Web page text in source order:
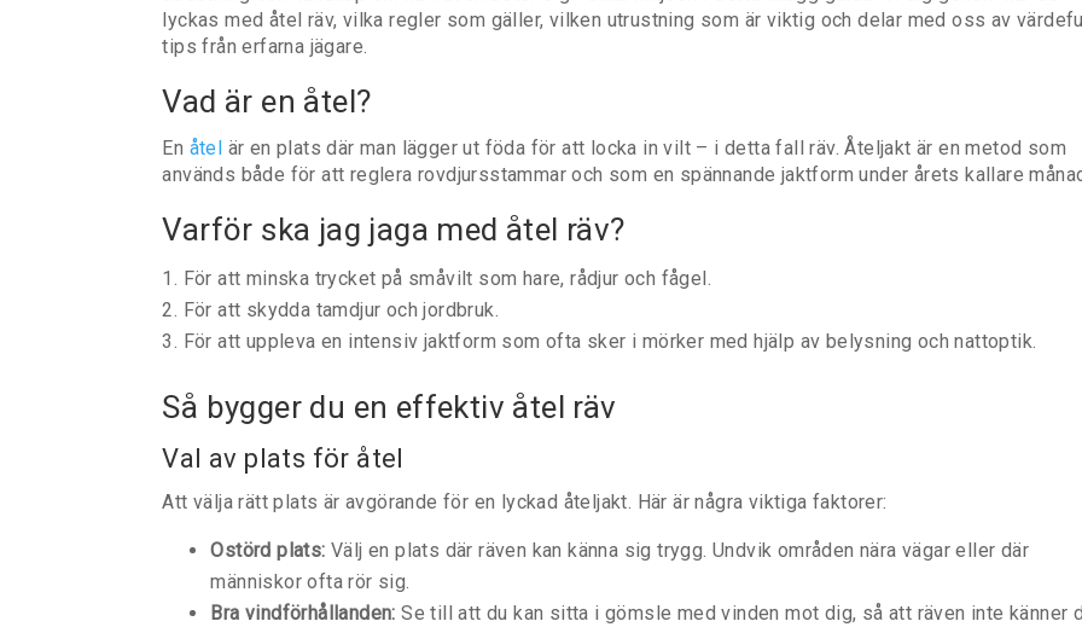
lyckas med åtel räv, vilka regler som gäller, vilken utrustning som är viktig och delar med oss av
tips från erfarna jägare.
Vad är en åtel?
En åtel är en plats där man lägger ut föda för att locka in vilt – i detta fall räv. Åteljakt är en metod som
används både för att reglera rovdjursstammar och som en spännande jaktform under årets kallare
Varför ska jag jaga med åtel räv?
För att minska trycket på småvilt som hare, rådjur och fågel.
För att skydda tamdjur och jordbruk.
För att uppleva en intensiv jaktform som ofta sker i mörker med hjälp av belysning och nattoptik.
Så bygger du en effektiv åtel räv
Val av plats för åtel
Att välja rätt plats är avgörande för en lyckad åteljakt. Här är några viktiga faktorer:
Ostörd plats: Välj en plats där räven kan känna sig trygg. Undvik områden nära vägar eller där
människor ofta rör sig.
Bra vindförhållanden: Se till att du kan sitta i gömsle med vinden mot dig, så att räven inte känner